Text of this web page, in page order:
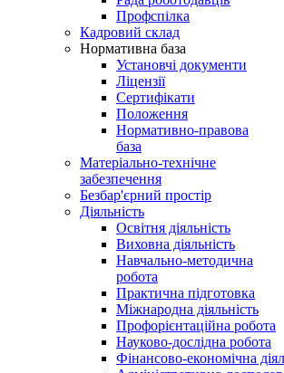
Профспілка
Кадровий склад
Нормативна база
Установчі документи
Ліцензії
Сертифікати
Положення
Нормативно-правова
база
Матеріально-технічне
забезпечення
Безбар'єрний простір
Діяльність
Освітня діяльність
Виховна діяльність
Навчально-методична
робота
Практична підготовка
Міжнародна діяльність
Профорієнтаційна робота
Науково-дослідна робота
Фінансово-економічна